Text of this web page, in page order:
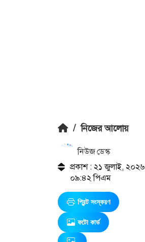
/ নিজের আলোয়
নিউজ ডেস্ক
প্রকাশ : ২১ জুলাই, ২০২৬
০৯:৪২ পিএম
প্রিন্ট সংস্করণ
ফটো কার্ড